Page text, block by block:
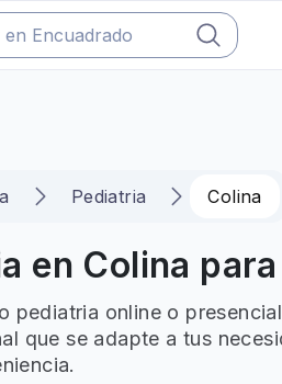
Pediatria Colina
en Colina
pediatria online o
que se adapte a tus